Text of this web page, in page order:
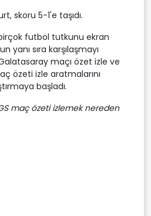
skoru 5-1'e taşıdı.
futbol tutkunu ekran
yanı sıra karşılaşmayı
maçı özet izle ve
özeti izle aratmalarını
başladı.
maç özeti izlemek nereden